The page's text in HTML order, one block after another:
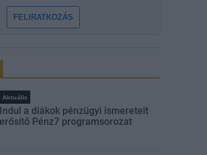
FELIRATKOZÁS
Aktuális
Indul a diákok pénzügyi ismereteit
erősítő Pénz7 programsorozat